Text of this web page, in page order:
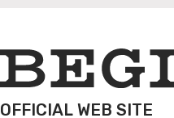
OFFICIAL WEB SITE